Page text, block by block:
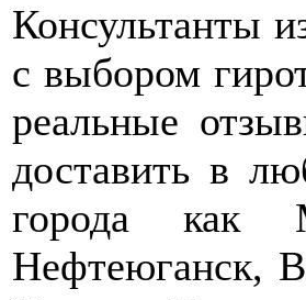
Консультанты
с выбором
реальные
доставить в
города как
Нефтеюганск,